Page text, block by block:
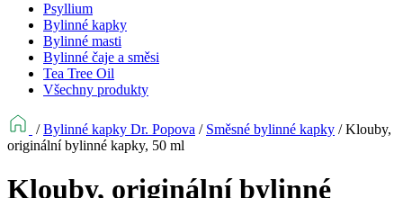
Psyllium
Bylinné kapky
Bylinné masti
Bylinné čaje a směsi
Tea Tree Oil
Všechny produkty
/Bylinné kapky Dr. Popova / Směsné bylinné kapky /Klouby,
originální bylinné kapky, 50 ml
Klouby, originální bylinné